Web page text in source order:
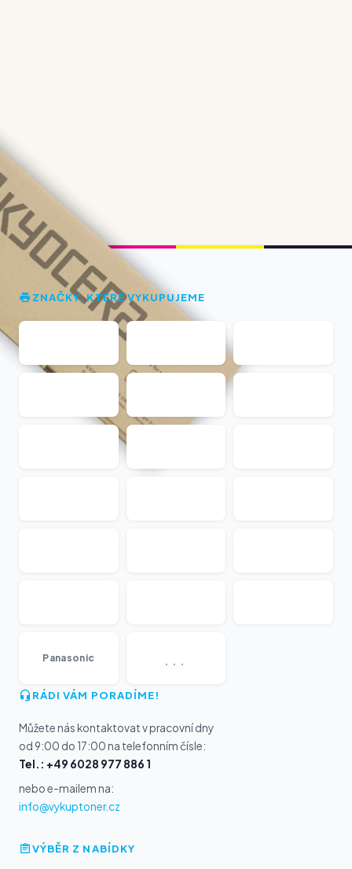
ZNAČKY, KTERÉ VYKUPUJEME
Panasonic ...
RÁDI VÁM PORADÍME!
Můžete nás kontaktovat v pracovní dny
od 9:00 do 17:00 na telefonním čísle:
Tel.: +49 6028 977 886 1
nebo e-mailem na:
info@vykuptoner.cz
VÝBĚR Z NABÍDKY